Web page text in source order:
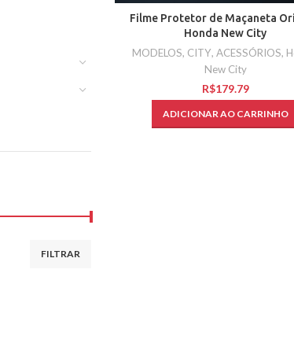
FILTRAR
Filme Protetor de Maçaneta
Honda New City
MODELOS, CITY, ACESSÓRIOS,
New City
R$
ADICIONAR AO CARRINHO